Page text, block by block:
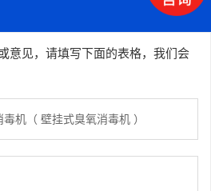
意见，请填写下面的表格，我们会